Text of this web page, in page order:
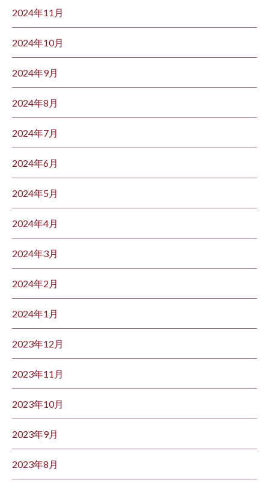
2024年11月
2024年10月
2024年9月
2024年8月
2024年7月
2024年6月
2024年5月
2024年4月
2024年3月
2024年2月
2024年1月
2023年12月
2023年11月
2023年10月
2023年9月
2023年8月